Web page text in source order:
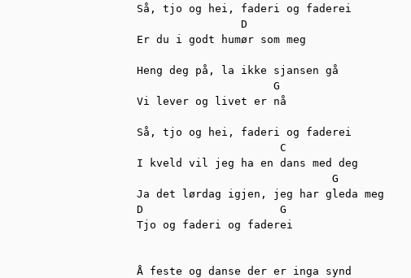
Så, tjo og hei, faderi og faderei
                D
Er du i godt humør som meg
Heng deg på, la ikke sjansen gå
                     G
Vi lever og livet er nå
Så, tjo og hei, faderi og faderei
                      C
I kveld vil jeg ha en dans med deg
                              G
Ja det lørdag igjen, jeg har gleda meg
D                     G
Tjo og faderi og faderei
Å feste og danse der er inga synd